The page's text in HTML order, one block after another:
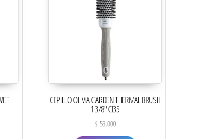
CEPILLO OLIVIA GARDEN THERMAL BRUSH
1 3/8″ CI35
$ 53.000